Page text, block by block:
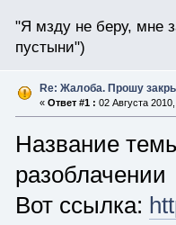
"Я мзду не беру, мне
пустыни")
Re: Жалоба. Прошу
« Ответ #1 : 02 Августа
Название
разоблачении
Вот ссылка: